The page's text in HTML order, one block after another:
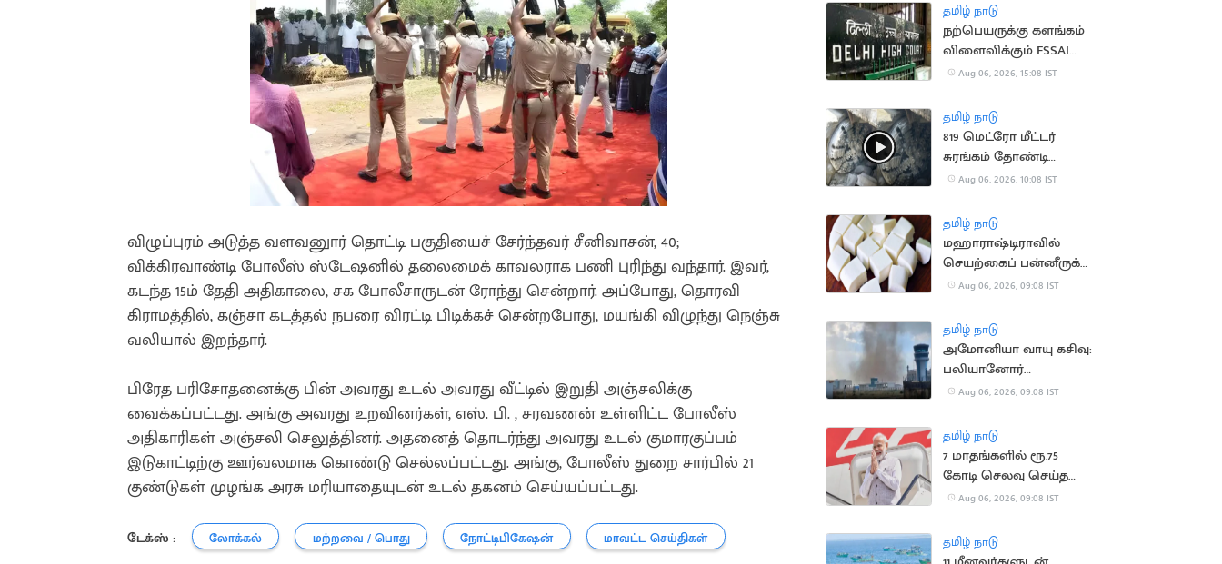
விழுப்புரம் அடுத்த வளவனுார் தொட்டி பகுதியைச் சேர்ந்தவர் சீனிவாசன், 40;
விக்கிரவாண்டி போலீஸ் ஸ்டேஷனில் தலைமைக் காவலராக பணி புரிந்து வந்தார். இவர்,
கடந்த 15ம் தேதி அதிகாலை, சக போலீசாருடன் ரோந்து சென்றார். அப்போது, தொரவி
கிராமத்தில், கஞ்சா கடத்தல் நபரை விரட்டி பிடிக்கச் சென்றபோது, மயங்கி விழுந்து நெஞ்சு
வலியால் இறந்தார்.
பிரேத பரிசோதனைக்கு பின் அவரது உடல் அவரது வீட்டில் இறுதி அஞ்சலிக்கு
வைக்கப்பட்டது. அங்கு அவரது உறவினர்கள், எஸ். பி. , சரவணன் உள்ளிட்ட போலீஸ்
அதிகாரிகள் அஞ்சலி செலுத்தினர். அதனைத் தொடர்ந்து அவரது உடல் குமாரகுப்பம்
இடுகாட்டிற்கு ஊர்வலமாக கொண்டு செல்லப்பட்டது. அங்கு, போலீஸ் துறை சார்பில் 21
குண்டுகள் முழங்க அரசு மரியாதையுடன் உடல் தகனம் செய்யப்பட்டது.
டேக்ஸ் : லோக்கல் மற்றவை / பொது நோட்டிபிகேஷன் மாவட்ட செய்திகள்
தமிழ் நாடு
நற்பெயருக்கு களங்கம்
விளைவிக்கும் FSSAI
உத்தரவு: டாபர்
Aug 06, 2026, 15:08 IST
தமிழ் நாடு
819 மெட்ரோ மீட்டர்
சுரங்கம் தோண்டி
நீலகிரி இயந்திரம்
Aug 06, 2026, 10:08 IST
தமிழ் நாடு
மஹாராஷ்டிராவில்
செயற்கைப் பன்னீருக்கு
ஓராண்டு தடை
Aug 06, 2026, 09:08 IST
தமிழ் நாடு
அமோனியா வாயு கசிவு:
பலியானோர்
குடும்பங்களுக்கு ரூ.10
Aug 06, 2026, 09:08 IST
தமிழ் நாடு
7 மாதங்களில் ரூ.75
கோடி செலவு செய்த
பிரதமர் மோடி
Aug 06, 2026, 09:08 IST
தமிழ் நாடு